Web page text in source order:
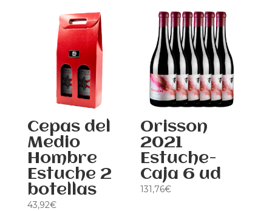
Cepas del
Medio
Hombre
Estuche 2
botellas
43,92€
Orisson
2021
Estuche-
Caja 6 ud
131,76€